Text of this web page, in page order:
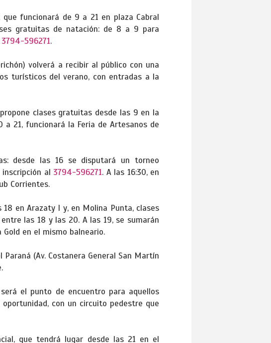
funcionará de 9 a 21 en plaza Cabral
gratuitas de natación: de 8 a 9 para
3794-596271.
volverá a recibir al público con una
turísticos del verano, con entradas a la
clases gratuitas desde las 9 en la
21, funcionará la Feria de Artesanos de
desde las 16 se disputará un torneo
al 3794-596271. A las 16:30, en
Corrientes.
en Arazaty I y, en Molina Punta, clases
las 18 y las 20. A las 19, se sumarán
en el mismo balneario.
(Av. Costanera General San Martín
el punto de encuentro para aquellos
con un circuito pedestre que
que tendrá lugar desde las 21 en el